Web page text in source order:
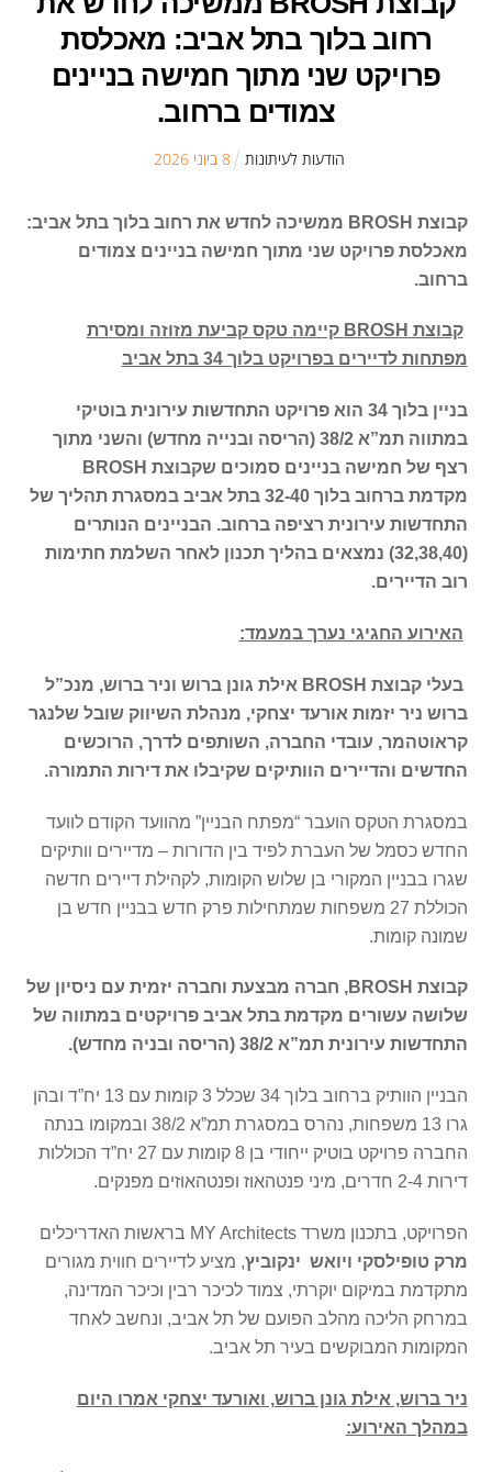
רחוב בלוך בתל אביב: מאכלסת
פרויקט שני מתוך חמישה בניינים
צמודים ברחוב.
הודעות לעיתונות 8 ביוני 2026
קבוצת BROSH ממשיכה לחדש את רחוב בלוך בתל אביב:
מאכלסת פרויקט שני מתוך חמישה בניינים צמודים
ברחוב.
קבוצת BROSH קיימה טקס קביעת מזוזה ומסירת
מפתחות לדיירים בפרויקט בלוך 34 בתל אביב
בניין בלוך 34 הוא פרויקט התחדשות עירונית בוטיקי
במתווה תמ”א 38/2 (הריסה ובנייה מחדש) והשני מתוך
רצף של חמישה בניינים סמוכים שקבוצת BROSH
מקדמת ברחוב בלוך 32-40 בתל אביב במסגרת תהליך של
התחדשות עירונית רציפה ברחוב. הבניינים הנותרים
(32,38,40) נמצאים בהליך תכנון לאחר השלמת חתימות
רוב הדיירים.
האירוע החגיגי נערך במעמד:
בעלי קבוצת BROSH אילת גונן ברוש וניר ברוש, מנכ”ל
ברוש ניר יזמות אורעד יצחקי, מנהלת השיווק שובל שלנגר
קראוטהמר, עובדי החברה, השותפים לדרך, הרוכשים
החדשים והדיירים הוותיקים שקיבלו את דירות התמורה.
במסגרת הטקס הועבר “מפתח הבניין” מהוועד הקודם לוועד
החדש כסמל של העברת לפיד בין הדורות – מדיירים וותיקים
שגרו בבניין המקורי בן שלוש הקומות, לקהילת דיירים חדשה
הכוללת 27 משפחות שמתחילות פרק חדש בבניין חדש בן
שמונה קומות.
קבוצת BROSH, חברה מבצעת וחברה יזמית עם ניסיון של
שלושה עשורים מקדמת בתל אביב פרויקטים במתווה של
התחדשות עירונית תמ”א 38/2 (הריסה ובניה מחדש).
הבניין הוותיק ברחוב בלוך 34 שכלל 3 קומות עם 13 יח”ד ובהן
גרו 13 משפחות, נהרס במסגרת תמ”א 38/2 ובמקומו בנתה
החברה פרויקט בוטיק ייחודי בן 8 קומות עם 27 יח”ד הכוללות
דירות 2-4 חדרים, מיני פנטהאוז ופנטהאוזים מפנקים.
הפרויקט, בתכנון משרד MY Architects בראשות האדריכלים
מרק טופילסקי ויואש ינקוביץ, מציע לדיירים חווית מגורים
מתקדמת במיקום יוקרתי, צמוד לכיכר רבין וכיכר המדינה,
במרחק הליכה מהלב הפועם של תל אביב, ונחשב לאחד
המקומות המבוקשים בעיר תל אביב.
ניר ברוש, אילת גונן ברוש, ואורעד יצחקי אמרו היום
במהלך האירוע: